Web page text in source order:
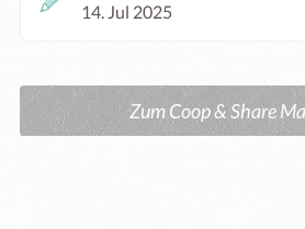
14. Jul 2025
Zum Coop & Share